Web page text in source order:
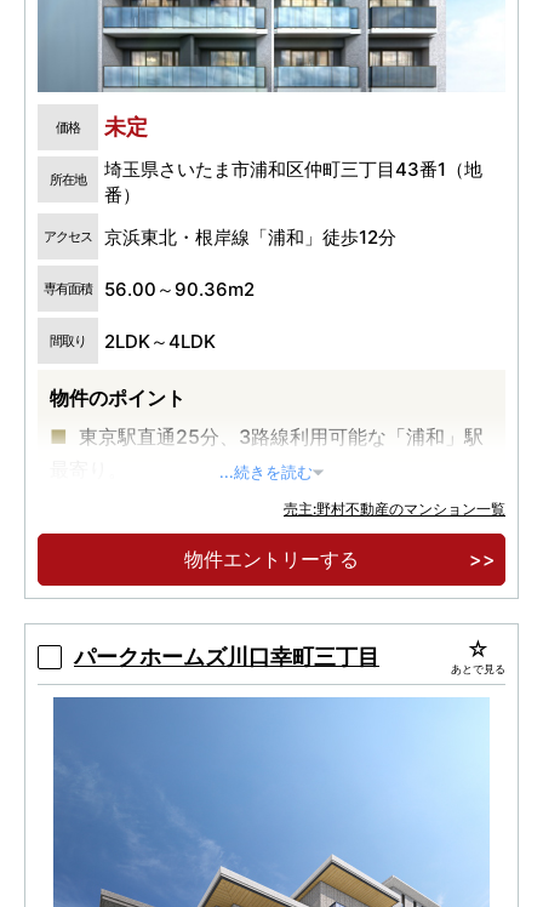
価格 未定
所在地
埼玉県さいたま市浦和区仲町三丁目43番1（地
番）
アクセス 京浜東北・根岸線「浦和」徒歩12分
専有面積 56.00～90.36m2
間取り 2LDK～4LDK
物件のポイント
東京駅直通25分、3路線利用可能な「浦和」駅
住宅街の穏やかさ、商業エリアの利便性を備え
た「仲町」エリア。
全戸南向き・2LDK〜4LDKの多彩なプラン。断
...続きを読む
売主:野村不動産のマンション一覧
物件エントリーする
パークホームズ川口幸町三丁目 あとで見る